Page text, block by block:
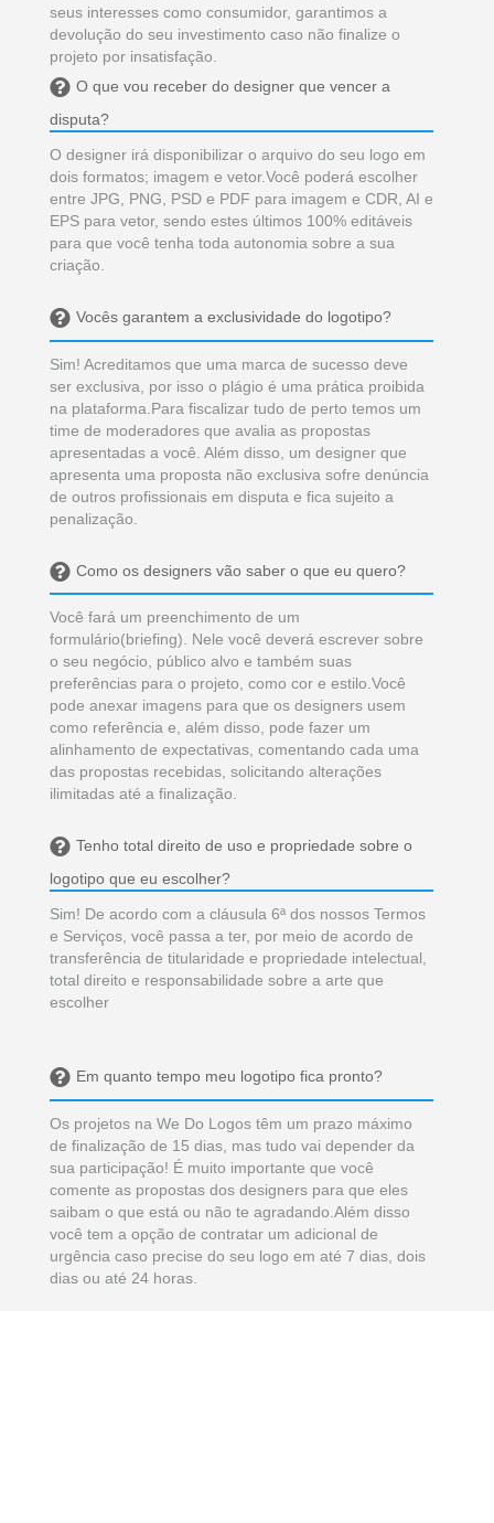
seus interesses como consumidor, garantimos a
devolução do seu investimento caso não finalize o
projeto por insatisfação.
O que vou receber do designer que vencer a
disputa?
O designer irá disponibilizar o arquivo do seu logo em
dois formatos; imagem e vetor.Você poderá escolher
entre JPG, PNG, PSD e PDF para imagem e CDR, AI e
EPS para vetor, sendo estes últimos 100% editáveis
para que você tenha toda autonomia sobre a sua
criação.
Vocês garantem a exclusividade do logotipo?
Sim! Acreditamos que uma marca de sucesso deve
ser exclusiva, por isso o plágio é uma prática proibida
na plataforma.Para fiscalizar tudo de perto temos um
time de moderadores que avalia as propostas
apresentadas a você. Além disso, um designer que
apresenta uma proposta não exclusiva sofre denúncia
de outros profissionais em disputa e fica sujeito a
penalização.
Como os designers vão saber o que eu quero?
Você fará um preenchimento de um
formulário(briefing). Nele você deverá escrever sobre
o seu negócio, público alvo e também suas
preferências para o projeto, como cor e estilo.Você
pode anexar imagens para que os designers usem
como referência e, além disso, pode fazer um
alinhamento de expectativas, comentando cada uma
das propostas recebidas, solicitando alterações
ilimitadas até a finalização.
Tenho total direito de uso e propriedade sobre o
logotipo que eu escolher?
Sim! De acordo com a cláusula 6ª dos nossos Termos
e Serviços, você passa a ter, por meio de acordo de
transferência de titularidade e propriedade intelectual,
total direito e responsabilidade sobre a arte que
escolher
Em quanto tempo meu logotipo fica pronto?
Os projetos na We Do Logos têm um prazo máximo
de finalização de 15 dias, mas tudo vai depender da
sua participação! É muito importante que você
comente as propostas dos designers para que eles
saibam o que está ou não te agradando.Além disso
você tem a opção de contratar um adicional de
urgência caso precise do seu logo em até 7 dias, dois
dias ou até 24 horas.